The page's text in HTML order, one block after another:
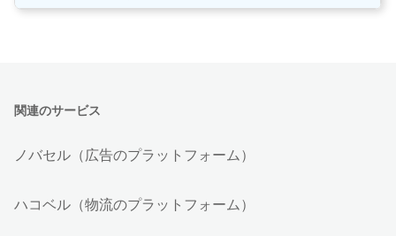
関連のサービス
ノバセル（広告のプラットフォーム）
ハコベル（物流のプラットフォーム）